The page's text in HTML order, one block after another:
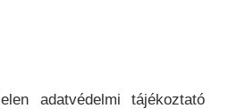
adatvédelmi tájékoztató